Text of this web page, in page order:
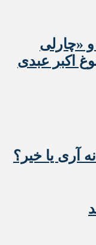
«چارلی
اکبر عبدی
آری یا خیر؟